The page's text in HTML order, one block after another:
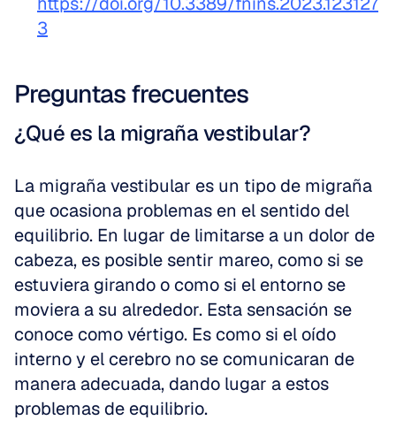
3
Preguntas frecuentes
¿Qué es la migraña vestibular?
La migraña vestibular es un tipo de migraña
que ocasiona problemas en el sentido del
equilibrio. En lugar de limitarse a un dolor de
cabeza, es posible sentir mareo, como si se
estuviera girando o como si el entorno se
moviera a su alrededor. Esta sensación se
conoce como vértigo. Es como si el oído
interno y el cerebro no se comunicaran de
manera adecuada, dando lugar a estos
problemas de equilibrio.